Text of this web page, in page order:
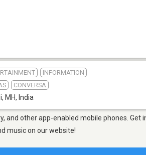
INFORMATION
CONVERSA
MH, India
and other app-enabled mobile phones. Get
music on our website!